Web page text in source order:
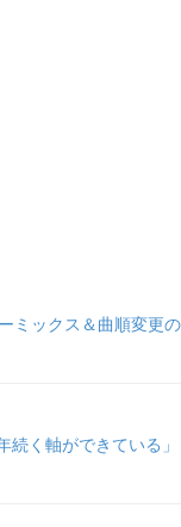
ミックス＆曲順変更の
く軸ができている」